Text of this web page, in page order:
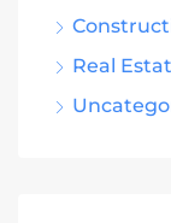
Real